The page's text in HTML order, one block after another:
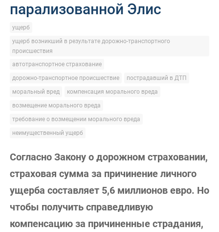
парализованной Элис
ущерб
ущерб возникший в результате дорожно-транспортного
происшествия
автотранспортное страхование
дорожно-транспортное происшествие
пострадавший в ДТП
моральный вред
компенсация морального вреда
возмещение морального вреда
требование о возмещении морального вреда
неимущественный ущерб
Согласно Закону о дорожном страховании,
страховая сумма за причинение личного
ущерба составляет 5,6 миллионов евро. Но
чтобы получить справедливую
компенсацию за причиненные страдания,